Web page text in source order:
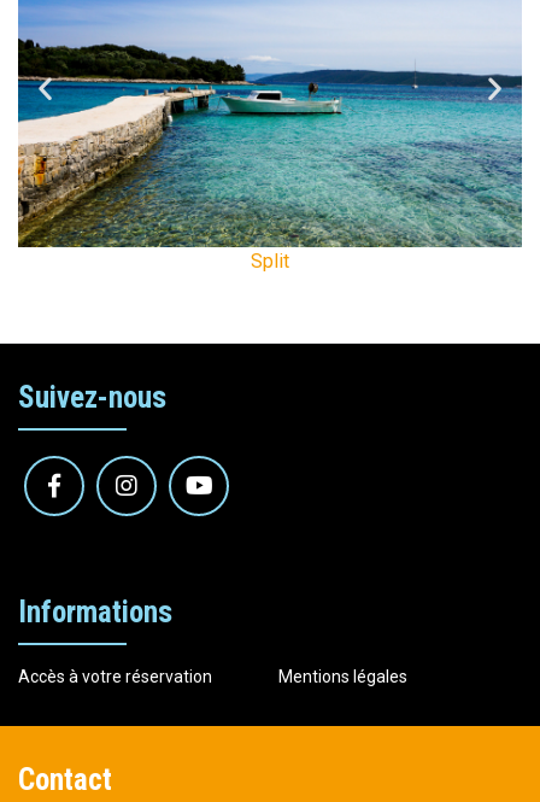
Dubrovnik
Suivez-nous
Informations
Accès à votre réservation Mentions légales
Contact